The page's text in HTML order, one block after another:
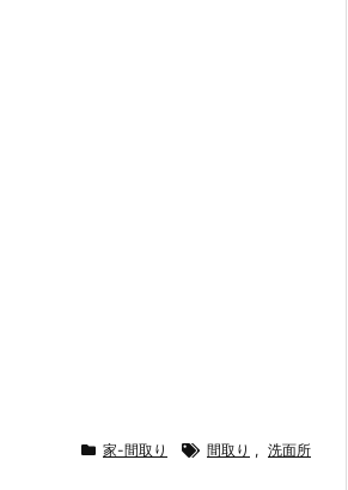
家-間取り 間取り , 洗面所